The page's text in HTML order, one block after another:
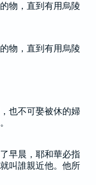
物，直到有用烏陵
物，直到有用烏陵
也不可娶被休的婦
早晨，耶和華必指
叫誰親近他。他所